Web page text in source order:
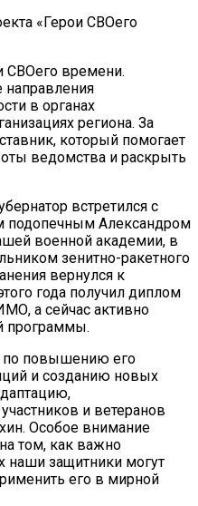
«Герои СВОего
СВОего времени.
в органах
региона. За
который помогает
ведомства и раскрыть
встретился с
подопечным Александром
военной академии, в
зенитно-ракетного
вернулся к
года получил диплом
а сейчас активно
программы.
по повышению его
и созданию новых
и ветеранов
Особое внимание
том, как важно
наши защитники могут
его в мирной